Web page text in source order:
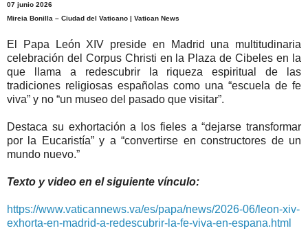
07 junio 2026
Mireia Bonilla – Ciudad del Vaticano | Vatican News
El Papa León XIV preside en Madrid una multitudinaria
celebración del Corpus Christi en la Plaza de Cibeles en la
que llama a redescubrir la riqueza espiritual de las
tradiciones religiosas españolas como una “escuela de fe
viva” y no “un museo del pasado que visitar”.
Destaca su exhortación a los fieles a “dejarse transformar
por la Eucaristía” y a “convertirse en constructores de un
mundo nuevo.”
Texto y video en el siguiente vínculo:
https://www.vaticannews.va/es/papa/news/2026-06/leon-xiv-
exhorta-en-madrid-a-redescubrir-la-fe-viva-en-espana.html